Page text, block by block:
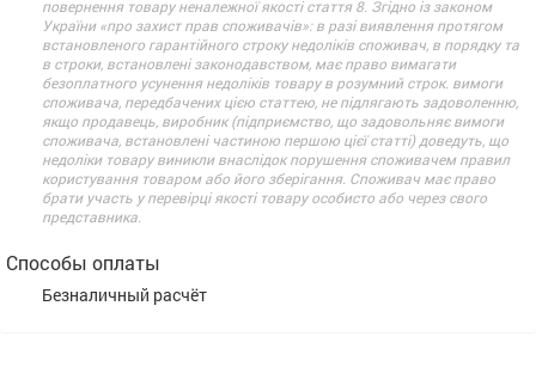
повернення товару неналежної якості стаття 8. Згідно із законом
України «про захист прав споживачів»: в разі виявлення протягом
встановленого гарантійного строку недоліків споживач, в порядку та
в строки, встановлені законодавством, має право вимагати
безоплатного усунення недоліків товару в розумний строк. вимоги
споживача, передбачених цією статтею, не підлягають задоволенню,
якщо продавець, виробник (підприємство, що задовольняє вимоги
споживача, встановлені частиною першою цієї статті) доведуть, що
недоліки товару виникли внаслідок порушення споживачем правил
користування товаром або його зберігання. Споживач має право
брати участь у перевірці якості товару особисто або через свого
представника.
Способы оплаты
Безналичный расчёт